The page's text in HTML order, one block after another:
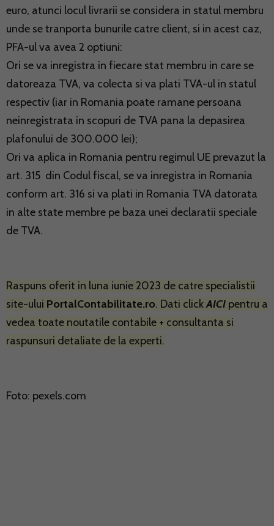
euro, atunci locul livrarii se considera in statul membru
unde se tranporta bunurile catre client, si in acest caz,
PFA-ul va avea 2 optiuni:
Ori se va inregistra in fiecare stat membru in care se
datoreaza TVA, va colecta si va plati TVA-ul in statul
respectiv (iar in Romania poate ramane persoana
neinregistrata in scopuri de TVA pana la depasirea
plafonului de 300.000 lei);
Ori va aplica in Romania pentru regimul UE prevazut la
art. 315 din Codul fiscal, se va inregistra in Romania
conform art. 316 si va plati in Romania TVA datorata
in alte state membre pe baza unei declaratii speciale
de TVA.
Raspuns oferit in luna iunie 2023 de catre specialistii
site-ului PortalContabilitate.ro. Dati clickAICI pentru a
vedea toate noutatile contabile + consultanta si
raspunsuri detaliate de la experti.
Foto: pexels.com